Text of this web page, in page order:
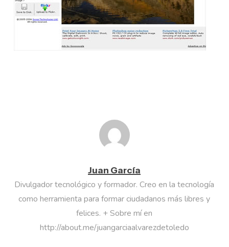
Juan García
Divulgador tecnológico y formador. Creo en la tecnología
como herramienta para formar ciudadanos más libres y
felices. + Sobre mí en
http://about.me/juangarciaalvarezdetoledo